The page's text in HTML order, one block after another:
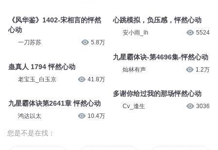
《风华鉴》1402-宋相言的怦然
心动
一刀苏苏 5.8万
蛊真人 1794 怦然心动
老宝玉_白玉京 41.8万
九星霸体诀第2641章 怦然心动
鸿达以太 10.4万
心跳模拟，负压感，怦然心动
安小雨_lh 5524
九星霸体诀-第4696集-怦然心动
灿林有声 1.2万
多谢你给过我的那场怦然心动
Cv_逢生 3036
您是不是在找：